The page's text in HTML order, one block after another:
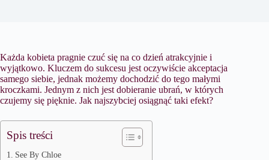
Każda kobieta pragnie czuć się na co dzień atrakcyjnie i
wyjątkowo. Kluczem do sukcesu jest oczywiście akceptacja
samego siebie, jednak możemy dochodzić do tego małymi
kroczkami. Jednym z nich jest dobieranie ubrań, w których
czujemy się pięknie. Jak najszybciej osiągnąć taki efekt?
Spis treści
See By Chloe